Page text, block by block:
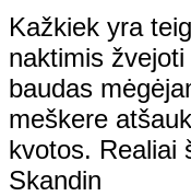
Kažkiek yra
naktimis
baudas
meškere
kvotos. Realiai
Skandin